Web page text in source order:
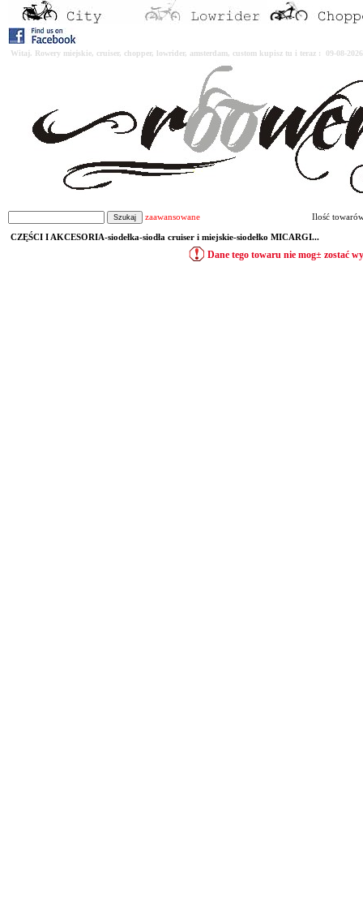
Witaj. Rowery miejskie, cruiser, chopper, lowrider, amsterdam, custom kupisz tu i teraz : 09-08-
zaawansowane Ilość
CZĘŚCI I AKCESORIA-siodełka-siodła cruiser i miejskie-siodełko MICARGI...
Dane tego towaru nie mog± zostać